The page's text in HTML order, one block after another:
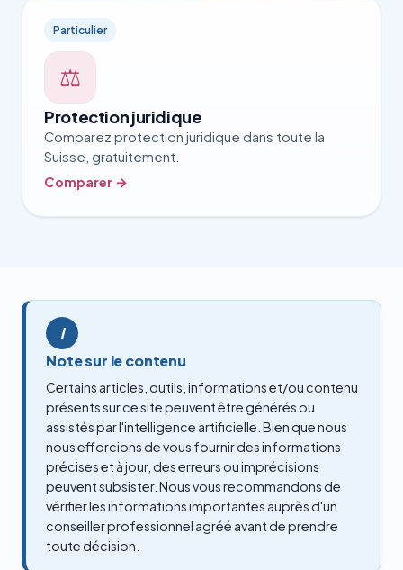
Particulier
⚖️
Protection juridique
Comparez protection juridique dans toute la
Suisse, gratuitement.
Comparer →
i
Note sur le contenu
Certains articles, outils, informations et/ou contenu
présents sur ce site peuvent être générés ou
assistés par l'intelligence artificielle. Bien que nous
nous efforcions de vous fournir des informations
précises et à jour, des erreurs ou imprécisions
peuvent subsister. Nous vous recommandons de
vérifier les informations importantes auprès d'un
conseiller professionnel agréé avant de prendre
toute décision.